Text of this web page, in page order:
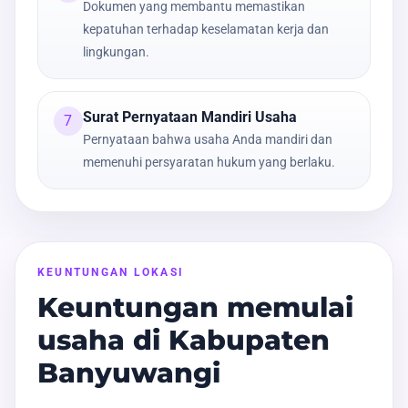
Dokumen yang membantu memastikan
kepatuhan terhadap keselamatan kerja dan
lingkungan.
7 Surat Pernyataan Mandiri Usaha
Pernyataan bahwa usaha Anda mandiri dan
memenuhi persyaratan hukum yang berlaku.
KEUNTUNGAN LOKASI
Keuntungan memulai
usaha di Kabupaten
Banyuwangi